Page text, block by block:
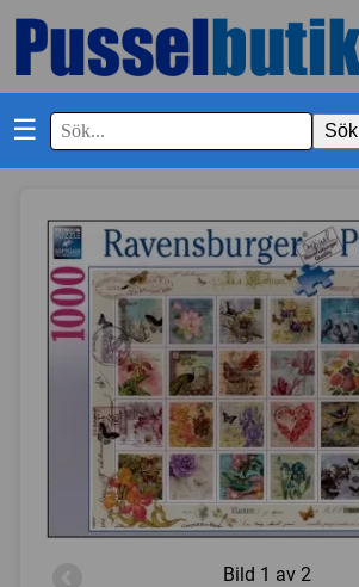
☰ Sök
Bild 1 av 2